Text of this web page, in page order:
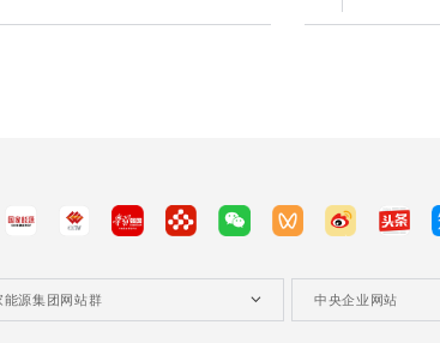
能源集团网站群 中央企业网站